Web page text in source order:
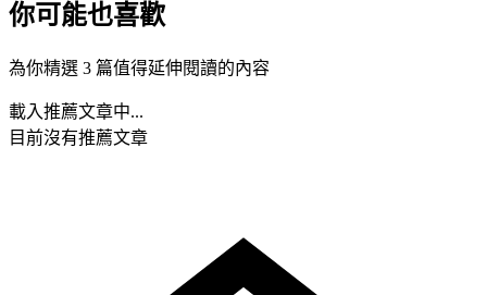
你可能也喜歡
為你精選 3 篇值得延伸閱讀的內容
載入推薦文章中...
目前沒有推薦文章